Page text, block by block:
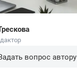
вопрос автору